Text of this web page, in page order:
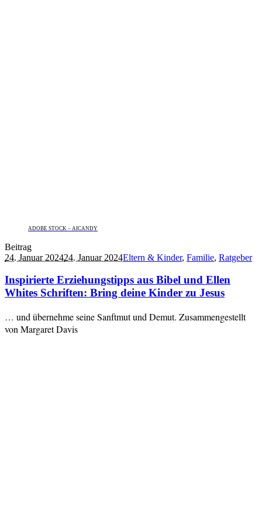
ADOBE STOCK – AICANDY
Beitrag
24. Januar 202424. Januar 2024Eltern & Kinder, Familie, Ratgeber
Inspirierte Erziehungstipps aus Bibel und Ellen
Whites Schriften: Bring deine Kinder zu Jesus
… und übernehme seine Sanftmut und Demut. Zusammengestellt
von Margaret Davis